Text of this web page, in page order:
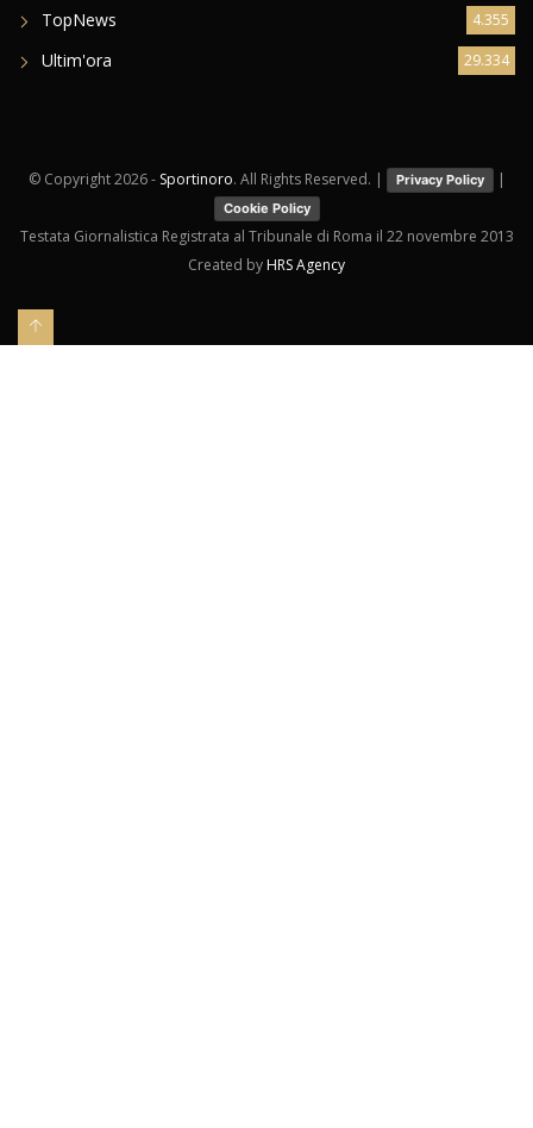
TopNews 4.355
Ultim'ora 29.334
© Copyright2026 - Sportinoro. All Rights Reserved. | Privacy Policy |
Cookie Policy
Testata Giornalistica Registrata al Tribunale di Roma il 22 novembre 2013
Created by HRS Agency